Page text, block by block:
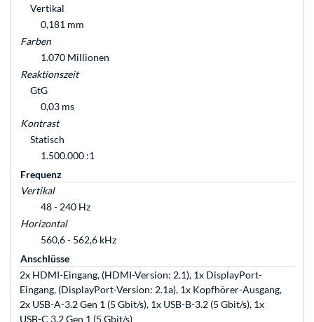
Vertikal
0,181 mm
Farben
1.070 Millionen
Reaktionszeit
GtG
0,03 ms
Kontrast
Statisch
1.500.000 :1
Frequenz
Vertikal
48 - 240 Hz
Horizontal
560,6 - 562,6 kHz
Anschlüsse
2x HDMI-Eingang, (HDMI-Version: 2.1), 1x DisplayPort-
Eingang, (DisplayPort-Version: 2.1a), 1x Kopfhörer-Ausgang,
2x USB-A-3.2 Gen 1 (5 Gbit/s), 1x USB-B-3.2 (5 Gbit/s), 1x
USB-C 3.2 Gen 1 (5 Gbit/s)